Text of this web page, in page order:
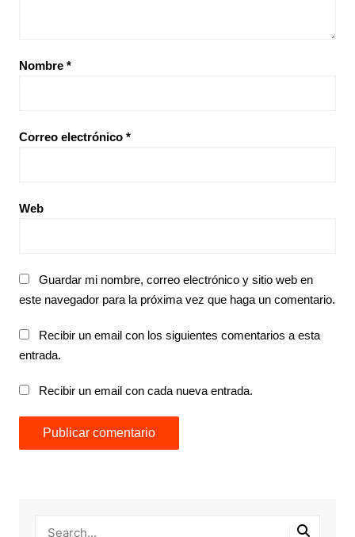
Nombre *
Correo electrónico *
Web
Guardar mi nombre, correo electrónico y sitio web en
este navegador para la próxima vez que haga un comentario.
Recibir un email con los siguientes comentarios a esta
entrada.
Recibir un email con cada nueva entrada.